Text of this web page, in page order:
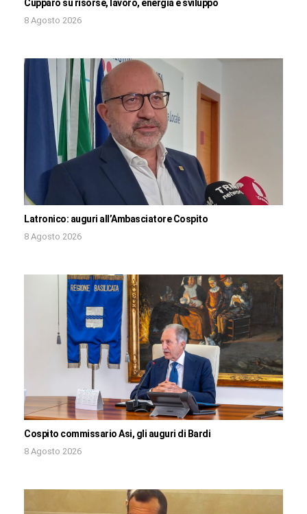
Cupparo su risorse, lavoro, energia e sviluppo
8 Agosto 2026
Latronico: auguri all’Ambasciatore Cospito
8 Agosto 2026
Cospito commissario Asi, gli auguri di Bardi
8 Agosto 2026